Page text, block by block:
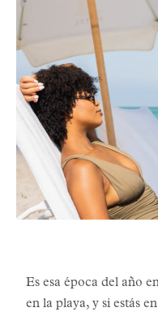
Es esa época del año
en la playa, y si estás